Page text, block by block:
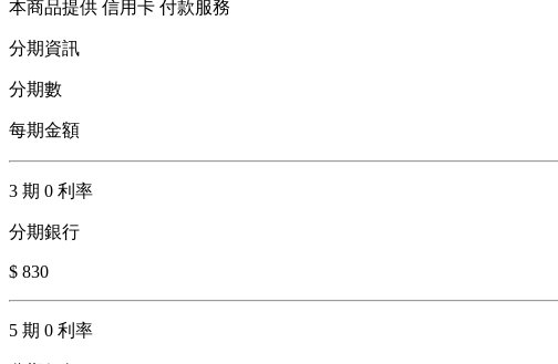
本商品提供 信用卡 付款服務
分期資訊
分期數
每期金額
3 期 0 利率
分期銀行
$ 830
5 期 0 利率